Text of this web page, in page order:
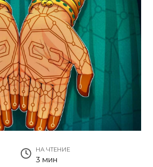
НА ЧТЕНИЕ
3 мин